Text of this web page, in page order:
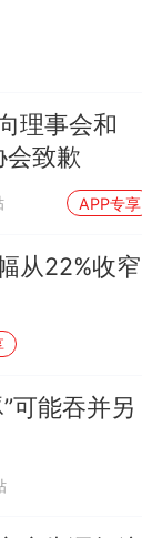
理事会和
会致歉
APP专享
从22%收窄
可能吞并另